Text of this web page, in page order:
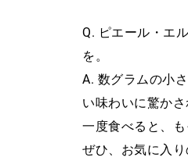
Q. ピエール・エ
を。
A. 数グラムの小
い味わいに驚かさ
一度食べると、
ぜひ、お気に入